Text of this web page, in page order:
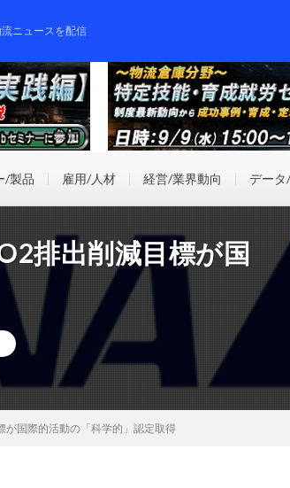
ニュースを配信
/製品 雇用/人材 経営/業界動向 データ
排出削減目標が国
が国際的活動の「科学的」認定取得